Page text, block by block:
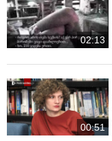
02:13
00:51